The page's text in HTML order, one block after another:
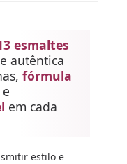
esmaltes
autêntica
fórmula
em cada
estilo e